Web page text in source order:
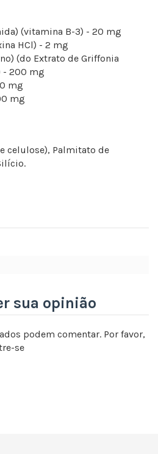
(vitamina B-3) - 20 mg
HCl) - 2 mg
(do Extrato de Griffonia
- 200 mg
mg
mg
celulose), Palmitato de
sua opinião
podem comentar. Por favor,
se